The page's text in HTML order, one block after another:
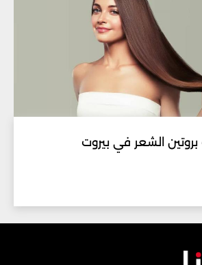
الشعر في بيروت